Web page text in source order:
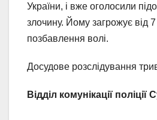
України, і вже оголосили
злочину. Йому загрожує від
позбавлення волі.
Досудове розслідування
Відділ комунікації поліції